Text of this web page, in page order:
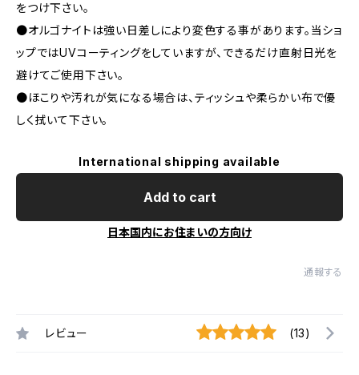
をつけ下さい。
●オルゴナイトは強い日差しにより変色する事があります。当ショ
ップではUVコーティングをしていますが、できるだけ直射日光を
避けてご使用下さい。
●ほこりや汚れが気になる場合は、ティッシュや柔らかい布で優
しく拭いて下さい。
International shipping available
Add to cart
日本国内にお住まいの方向け
通報する
レビュー (13)